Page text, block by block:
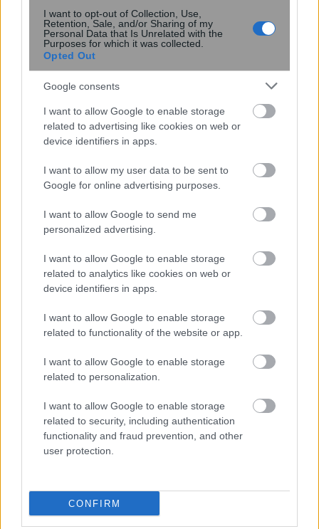
I want to opt-out of Collection, Use,
Retention, Sale, and/or Sharing of my
Personal Data that Is Unrelated with the
Purposes for which it was collected.
Opted Out
Google consents
I want to allow Google to enable storage
related to advertising like cookies on web or
device identifiers in apps.
I want to allow my user data to be sent to
Google for online advertising purposes.
I want to allow Google to send me
personalized advertising.
I want to allow Google to enable storage
related to analytics like cookies on web or
device identifiers in apps.
I want to allow Google to enable storage
related to functionality of the website or app.
I want to allow Google to enable storage
related to personalization.
I want to allow Google to enable storage
related to security, including authentication
functionality and fraud prevention, and other
user protection.
CONFIRM
καταστέλλοντας ανεπιθύμητες
αντιδράσεις
Κουίζ: Πόσο καλά γνωρίζετε την
ελληνική μυθολογία; Μπορείτε να
περισσότερα
, 6 Αυγούστου 2026 ||